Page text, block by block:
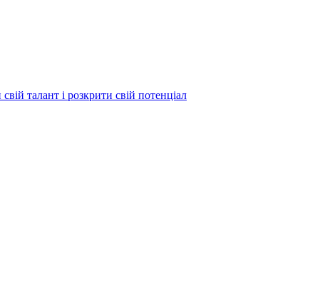
талант і розкрити свій потенціал